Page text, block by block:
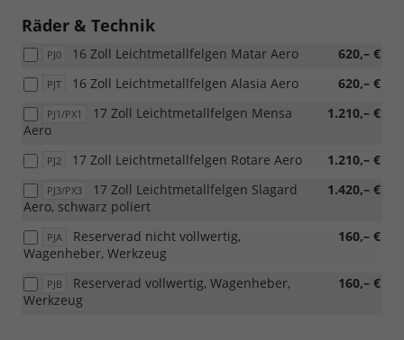
Räder & Technik
PJ0 620,– €
16 Zoll Leichtmetallfelgen Matar Aero
PJT 620,– €
16 Zoll Leichtmetallfelgen Alasia Aero
PJ1/PX1 1.210,– €
17 Zoll Leichtmetallfelgen Mensa
Aero
PJ2 1.210,– €
17 Zoll Leichtmetallfelgen Rotare Aero
PJ3/PX3 1.420,– €
17 Zoll Leichtmetallfelgen Slagard
Aero, schwarz poliert
PJA 160,– €
Reserverad nicht vollwertig,
Wagenheber, Werkzeug
PJB 160,– €
Reserverad vollwertig, Wagenheber,
Werkzeug